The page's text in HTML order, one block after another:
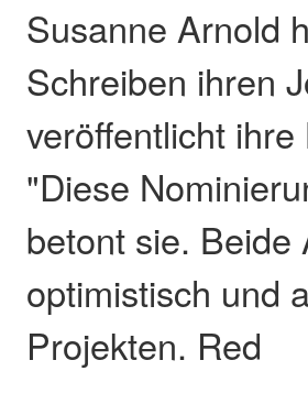
Susanne Arnold
Schreiben ihren
veröffentlicht
"Diese
betont sie.
optimistisch und
Projekten. Red